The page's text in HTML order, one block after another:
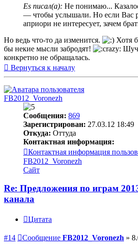
Es писал(а): Не понимаю...
— чтобы услышали. Но если Вас
априори не интересует, зачем
Но ведь что-то да изменится.
Хотя
бы некие мысли забродят!
конкретно не обращалась.
Вернуться к началу
FB2012_Voronezh
Сообщения: 869
Зарегистрирован: 27.03.12 18:49
Откуда: Оттуда
Контактная информация:
Контактная информация
FB2012_Voronezh
Сайт
Re: Предложения по играм
канала
Цитата
#14 Сообщение FB2012_Voronezh »